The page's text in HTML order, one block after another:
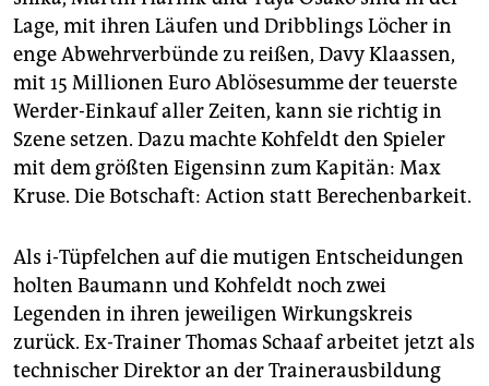
Lage, mit ihren Läufen und Dribblings Löcher in
enge Abwehrverbünde zu reißen, Davy Klaassen,
mit 15 Millionen Euro Ablösesumme der teuerste
Werder-Einkauf aller Zeiten, kann sie richtig in
Szene setzen. Dazu machte Kohfeldt den Spieler
mit dem größten Eigensinn zum Kapitän: Max
Kruse. Die Botschaft: Action statt Berechenbarkeit.
Als i-Tüpfelchen auf die mutigen Entscheidungen
holten Baumann und Kohfeldt noch zwei
Legenden in ihren jeweiligen Wirkungskreis
zurück. Ex-Trainer Thomas Schaaf arbeitet jetzt als
technischer Direktor an der Trainerausbildung